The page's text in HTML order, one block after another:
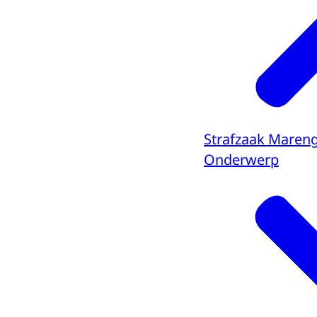
Strafzaak
Onderwerp